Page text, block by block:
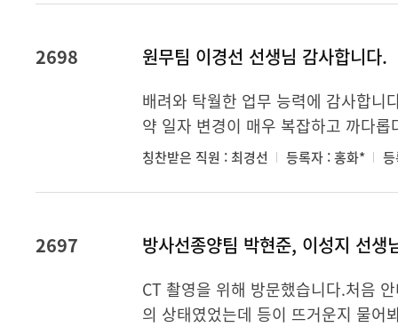
2698 원무팀 이경선 선생님 감사합니다.
배려와 탁월한 업무 능력에 감사합니
약 일자 변경이 매우 복잡하고 까다
칭찬받은 직원 : 최경선 등록자 : 홍화*
2697 방사선종양팀 박현준, 이성지 선생
CT 촬영을 위해 방문했습니다.처음
의 상태였었는데 등이 뜨거운지 물어